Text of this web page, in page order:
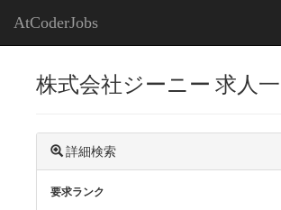
AtCoderJobs
株式会社ジーニー 求人
詳細検索
要求ランク